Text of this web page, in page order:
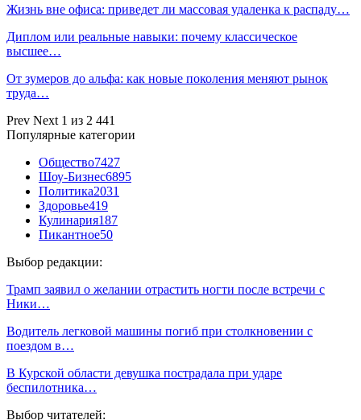
Жизнь вне офиса: приведет ли массовая удаленка к распаду…
Диплом или реальные навыки: почему классическое
высшее…
От зумеров до альфа: как новые поколения меняют рынок
труда…
Prev Next 1 из 2 441
Популярные категории
Общество7427
Шоу-Бизнес6895
Политика2031
Здоровье419
Кулинария187
Пикантное50
Выбор редакции:
Трамп заявил о желании отрастить ногти после встречи с
Ники…
Водитель легковой машины погиб при столкновении с
поездом в…
В Курской области девушка пострадала при ударе
беспилотника…
Выбор читателей: